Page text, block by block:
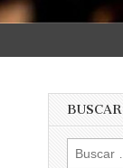
BUSCAR
Buscar: